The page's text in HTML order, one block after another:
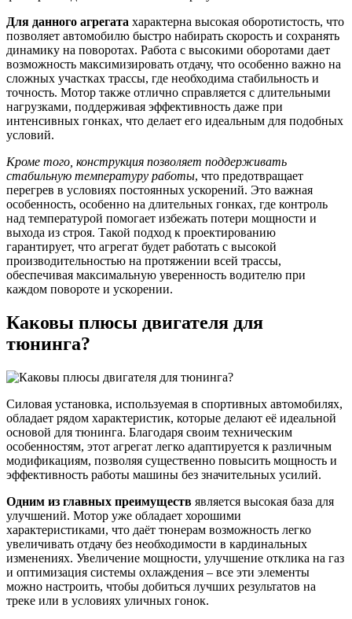
Для данного агрегата характерна высокая оборотистость, что
позволяет автомобилю быстро набирать скорость и сохранять
динамику на поворотах. Работа с высокими оборотами дает
возможность максимизировать отдачу, что особенно важно на
сложных участках трассы, где необходима стабильность и
точность. Мотор также отлично справляется с длительными
нагрузками, поддерживая эффективность даже при
интенсивных гонках, что делает его идеальным для подобных
условий.
Кроме того, конструкция позволяет поддерживать
стабильную температуру работы, что предотвращает
перегрев в условиях постоянных ускорений. Это важная
особенность, особенно на длительных гонках, где контроль
над температурой помогает избежать потери мощности и
выхода из строя. Такой подход к проектированию
гарантирует, что агрегат будет работать с высокой
производительностью на протяжении всей трассы,
обеспечивая максимальную уверенность водителю при
каждом повороте и ускорении.
Каковы плюсы двигателя для
тюнинга?
Силовая установка, используемая в спортивных автомобилях,
обладает рядом характеристик, которые делают её идеальной
основой для тюнинга. Благодаря своим техническим
особенностям, этот агрегат легко адаптируется к различным
модификациям, позволяя существенно повысить мощность и
эффективность работы машины без значительных усилий.
Одним из главных преимуществ является высокая база для
улучшений. Мотор уже обладает хорошими
характеристиками, что даёт тюнерам возможность легко
увеличивать отдачу без необходимости в кардинальных
изменениях. Увеличение мощности, улучшение отклика на газ
и оптимизация системы охлаждения – все эти элементы
можно настроить, чтобы добиться лучших результатов на
треке или в условиях уличных гонок.